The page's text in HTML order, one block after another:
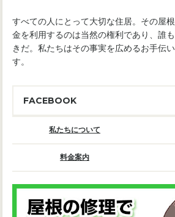
すべての人にとって大切な住居。その屋
金を利用するのは当然の権利であり、誰
きだ。私たちはその事実を広めるお手伝
す。
FACEBOOK
私たちについて
料金案内